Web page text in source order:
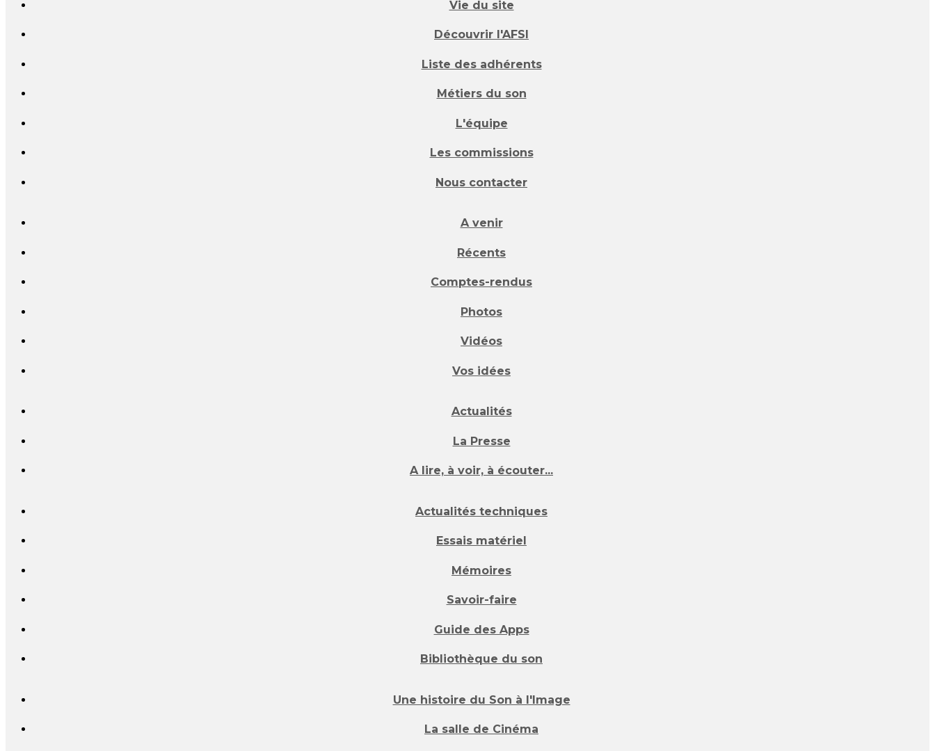
Vie du site
Découvrir l'AFSI
Liste des adhérents
Métiers du son
L'équipe
Les commissions
Nous contacter
A venir
Récents
Comptes-rendus
Photos
Vidéos
Vos idées
Actualités
La Presse
A lire, à voir, à écouter...
Actualités techniques
Essais matériel
Mémoires
Savoir-faire
Guide des Apps
Bibliothèque du son
Une histoire du Son à l'Image
La salle de Cinéma